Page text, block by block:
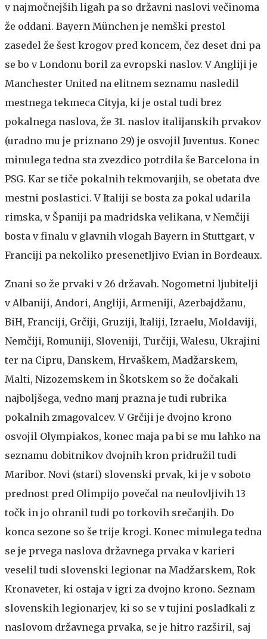
v najmočnejših ligah pa so državni naslovi večinoma
že oddani. Bayern München je nemški prestol
zasedel že šest krogov pred koncem, čez deset dni pa
se bo v Londonu boril za evropski naslov. V Angliji je
Manchester United na elitnem seznamu nasledil
mestnega tekmeca Cityja, ki je ostal tudi brez
pokalnega naslova, že 31. naslov italijanskih prvakov
(uradno mu je priznano 29) je osvojil Juventus. Konec
minulega tedna sta zvezdico potrdila še Barcelona in
PSG. Kar se tiče pokalnih tekmovanjih, se obetata dve
mestni poslastici. V Italiji se bosta za pokal udarila
rimska, v Španiji pa madridska velikana, v Nemčiji
bosta v finalu v glavnih vlogah Bayern in Stuttgart, v
Franciji pa nekoliko presenetljivo Evian in Bordeaux.
Znani so že prvaki v 26 državah. Nogometni ljubitelji
v Albaniji, Andori, Angliji, Armeniji, Azerbajdžanu,
BiH, Franciji, Grčiji, Gruziji, Italiji, Izraelu, Moldaviji,
Nemčiji, Romuniji, Sloveniji, Turčiji, Walesu, Ukrajini
ter na Cipru, Danskem, Hrvaškem, Madžarskem,
Malti, Nizozemskem in Škotskem so že dočakali
najboljšega, vedno manj prazna je tudi rubrika
pokalnih zmagovalcev. V Grčiji je dvojno krono
osvojil Olympiakos, konec maja pa bi se mu lahko na
seznamu dobitnikov dvojnih kron pridružil tudi
Maribor. Novi (stari) slovenski prvak, ki je v soboto
prednost pred Olimpijo povečal na neulovljivih 13
točk in jo ohranil tudi po torkovih srečanjih. Do
konca sezone so še trije krogi. Konec minulega tedna
se je prvega naslova državnega prvaka v karieri
veselil tudi slovenski legionar na Madžarskem, Rok
Kronaveter, ki ostaja v igri za dvojno krono. Seznam
slovenskih legionarjev, ki so se v tujini posladkali z
naslovom državnega prvaka, se je hitro razširil, saj